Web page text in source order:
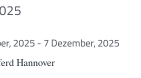
Hannover
2025-7 Dezember, 2025